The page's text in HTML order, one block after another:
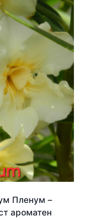
Пленум –
ароматен